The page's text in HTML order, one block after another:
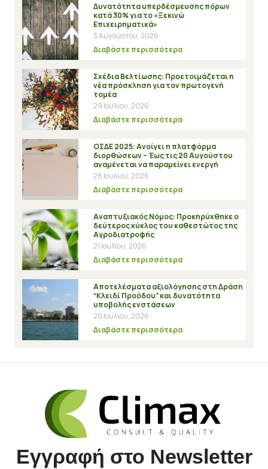
Δυνατότητα υπερδέσμευσης πόρων
κατά 30% για το «Ξεκινώ
Επιχειρηματικά»
3 Αυγούστου, 2026
Διαβάστε περισσότερα
Σχέδια Βελτίωσης: Προετοιμάζεται η
νέα πρόσκληση για τον πρωτογενή
τομέα
29 Ιουλίου, 2026
Διαβάστε περισσότερα
ΟΣΔΕ 2025: Ανοίγει η πλατφόρμα
διορθώσεων – Έως τις 20 Αυγούστου
αναμένεται να παραμείνει ενεργή
28 Ιουλίου, 2026
Διαβάστε περισσότερα
Αναπτυξιακός Νόμος: Προκηρύχθηκε ο
δεύτερος κύκλος του καθεστώτος της
Αγροδιατροφής
21 Ιουλίου, 2026
Διαβάστε περισσότερα
Αποτελέσματα αξιολόγησης στη Δράση
“Κλειδί Προόδου” και δυνατότητα
υποβολής ενστάσεων
20 Ιουλίου, 2026
Διαβάστε περισσότερα
Εγγραφή στο Newsletter